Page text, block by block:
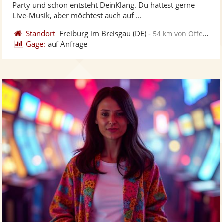
Party und schon entsteht DeinKlang. Du hättest gerne
Live-Musik, aber möchtest auch auf ...
Standort: Freiburg im Breisgau (DE) - 54 km von Offenburg
Gage: auf Anfrage